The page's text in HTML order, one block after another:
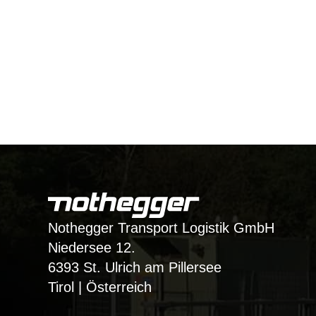
Nothegger Transport Logistik GmbH
Niedersee 12.
6393 St. Ulrich am Pillersee
Tirol | Österreich